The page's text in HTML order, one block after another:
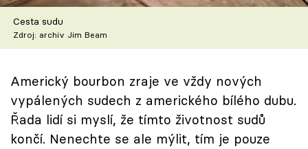
Recepty z TV
Speciál: Cuketa
Těhotnej kuchař
Sledujte prima+
Cesta sudu
Zdroj: archiv Jim Beam
Americký bourbon zraje ve vždy nových
vypálených sudech z amerického bílého dubu.
Řada lidí si myslí, že tímto životnost sudů
končí. Nenechte se ale mýlit, tím je pouze